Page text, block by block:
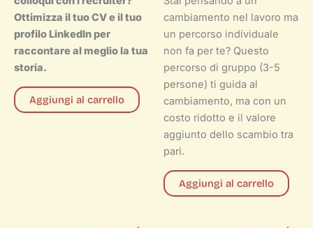
Ottimizza il tuo CV e il tuo
profilo LinkedIn per
raccontare al meglio la tua
storia.
Aggiungi al carrello
cambiamento nel lavoro ma
un percorso individuale
non fa per te? Questo
percorso di gruppo (3-5
persone) ti guida al
cambiamento, ma con un
costo ridotto e il valore
aggiunto dello scambio tra
pari.
Aggiungi al carrello